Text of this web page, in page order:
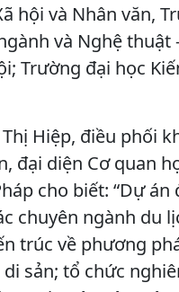
hội và Nhân văn,
và Nghệ thuật
Trường đại học
Hiệp, điều phối
đại diện Cơ quan
cho biết: “Dự án
chuyên ngành du
trúc về phương
sản; tổ chức